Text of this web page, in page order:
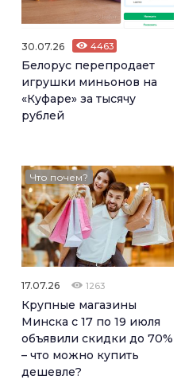
30.07.26 4463
Белорус перепродает
игрушки миньонов на
«Куфаре» за тысячу
рублей
Что почем?
17.07.26 1263
Крупные магазины
Минска с 17 по 19 июля
объявили скидки до 70%
– что можно купить
дешевле?